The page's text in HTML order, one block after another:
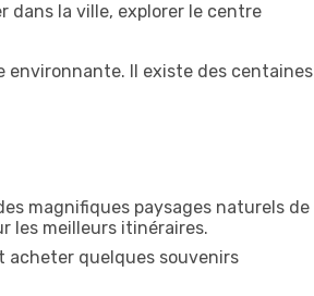
dans la ville, explorer le centre
environnante. Il existe des centaines
magnifiques paysages naturels de
les meilleurs itinéraires.
acheter quelques souvenirs